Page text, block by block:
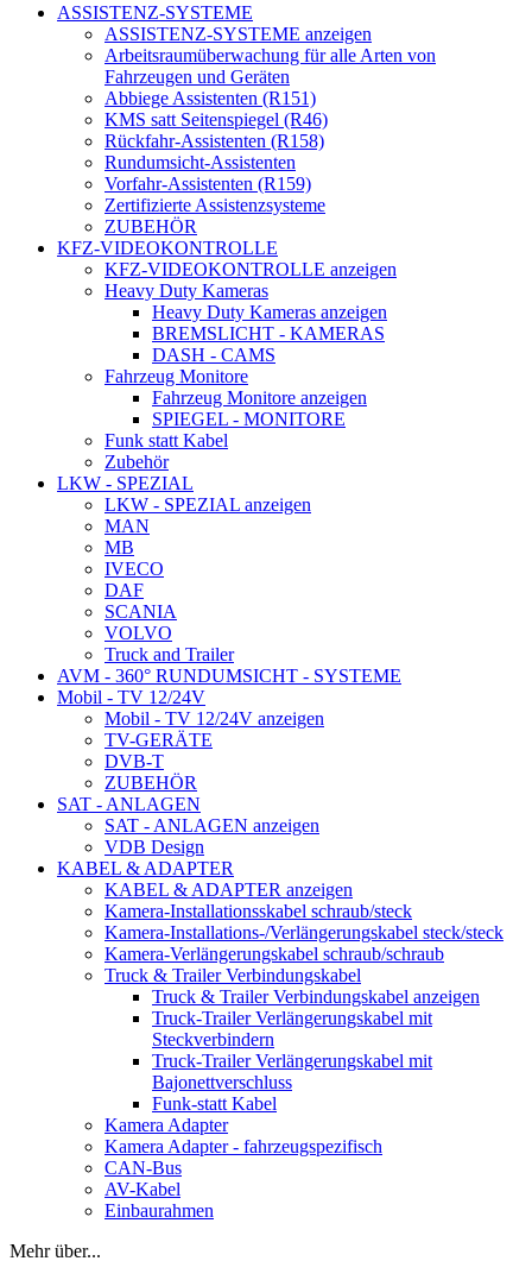
ASSISTENZ-SYSTEME
ASSISTENZ-SYSTEME anzeigen
Arbeitsraumüberwachung für alle Arten von
Fahrzeugen und Geräten
Abbiege Assistenten (R151)
KMS satt Seitenspiegel (R46)
Rückfahr-Assistenten (R158)
Rundumsicht-Assistenten
Vorfahr-Assistenten (R159)
Zertifizierte Assistenzsysteme
ZUBEHÖR
KFZ-VIDEOKONTROLLE
KFZ-VIDEOKONTROLLE anzeigen
Heavy Duty Kameras
Heavy Duty Kameras anzeigen
BREMSLICHT - KAMERAS
DASH - CAMS
Fahrzeug Monitore
Fahrzeug Monitore anzeigen
SPIEGEL - MONITORE
Funk statt Kabel
Zubehör
LKW - SPEZIAL
LKW - SPEZIAL anzeigen
MAN
MB
IVECO
DAF
SCANIA
VOLVO
Truck and Trailer
AVM - 360° RUNDUMSICHT - SYSTEME
Mobil - TV 12/24V
Mobil - TV 12/24V anzeigen
TV-GERÄTE
DVB-T
ZUBEHÖR
SAT - ANLAGEN
SAT - ANLAGEN anzeigen
VDB Design
KABEL & ADAPTER
KABEL & ADAPTER anzeigen
Kamera-Installationsskabel schraub/steck
Kamera-Installations-/Verlängerungskabel steck/steck
Kamera-Verlängerungskabel schraub/schraub
Truck & Trailer Verbindungskabel
Truck & Trailer Verbindungskabel anzeigen
Truck-Trailer Verlängerungskabel mit
Steckverbindern
Truck-Trailer Verlängerungskabel mit
Bajonettverschluss
Funk-statt Kabel
Kamera Adapter
Kamera Adapter - fahrzeugspezifisch
CAN-Bus
AV-Kabel
Einbaurahmen
Mehr über...